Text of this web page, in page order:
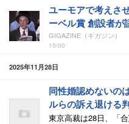
ユーモアで考えさ
ーベル賞 創設者が
GIGAZINE（ギガジン）
15:00
2025年11月28日
同性婚認めないの
ルらの訴え退ける
東京高裁は28日、「